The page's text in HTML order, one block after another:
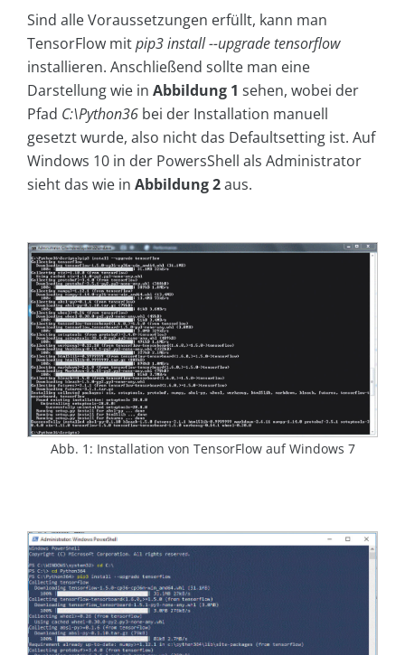
Sind alle Voraussetzungen erfüllt, kann man
TensorFlow mitpip3 install --upgrade tensorflow
installieren. Anschließend sollte man eine
Darstellung wie in Abbildung 1 sehen, wobei der
Pfad C:\Python36 bei der Installation manuell
gesetzt wurde, also nicht das Defaultsetting ist. Auf
Windows 10 in der PowersShell als Administrator
sieht das wie in Abbildung 2aus.
Abb. 1: Installation von TensorFlow auf Windows 7